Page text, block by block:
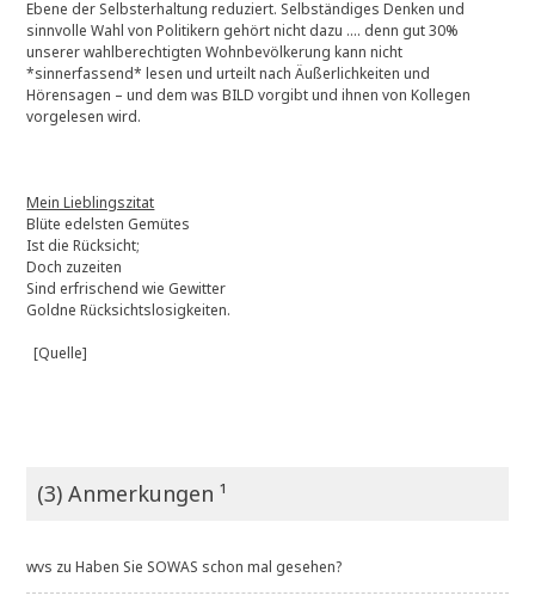
Ebene der Selbsterhaltung reduziert. Selbständiges Denken und
sinnvolle Wahl von Politikern gehört nicht dazu …. denn gut 30%
unserer wahlberechtigten Wohnbevölkerung kann nicht
*sinnerfassend* lesen und urteilt nach Äußerlichkeiten und
Hörensagen – und dem was BILD vorgibt und ihnen von Kollegen
vorgelesen wird.
Mein Lieblingszitat
Blüte edelsten Gemütes
Ist die Rücksicht;
Doch zuzeiten
Sind erfrischend wie Gewitter
Goldne Rücksichtslosigkeiten.
[Quelle]
(3) Anmerkungen ¹
wvs zuHaben Sie SOWAS schon mal gesehen?